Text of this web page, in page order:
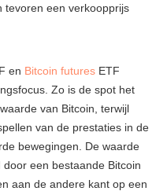
tevoren een verkoopprijs
en Bitcoin futures ETF
Zo is de spot het
van Bitcoin, terwijl
van de prestaties in de
bewegingen. De waarde
een bestaande Bitcoin
aan de andere kant op een